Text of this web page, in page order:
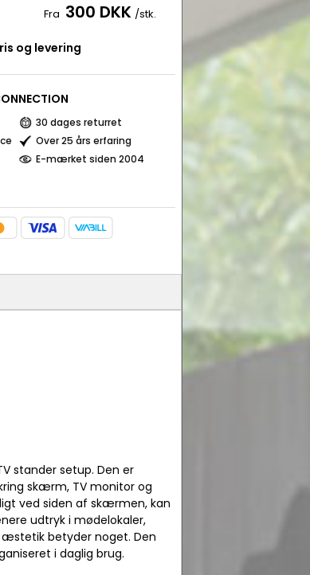
Fra 300 DKK /stk.
og levering
30 dages returret
Over 25 års erfaring
E-mærket siden 2004
stander setup. Den er
skærm, TV monitor og
ved siden af skærmen, kan
udtryk i mødelokaler,
æstetik betyder noget. Den
i daglig brug.